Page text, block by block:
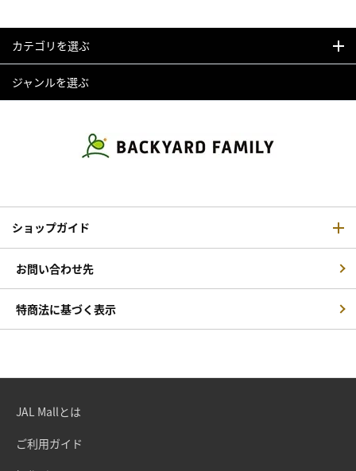
カテゴリを選ぶ
ジャンルを選ぶ
ショップガイド
お問い合わせ先
特商法に基づく表示
JAL Mallとは
ご利用ガイド